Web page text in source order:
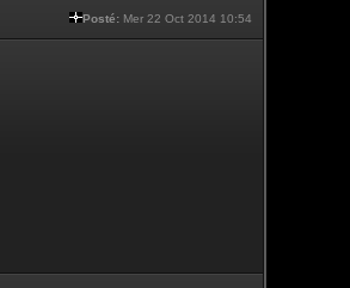
Posté: Mer 22 Oct 2014 10:54